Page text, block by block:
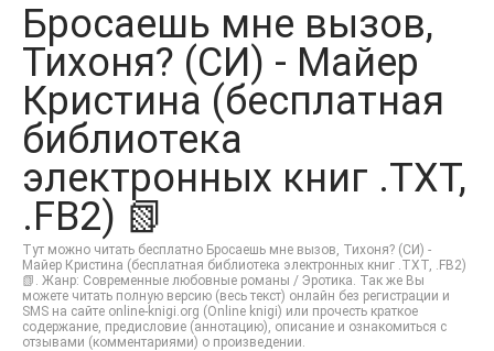
ЗАКЛАДКИ
Бросаешь мне вызов,
Тихоня? (СИ) - Майер
Кристина (бесплатная
библиотека
электронных книг .TXT,
.FB2) 📗
Тут можно читать бесплатно Бросаешь мне вызов, Тихоня? (СИ) -
Майер Кристина (бесплатная библиотека электронных книг .TXT, .FB2)
📗. Жанр: Современные любовные романы / Эротика. Так же Вы
можете читать полную версию (весь текст) онлайн без регистрации и
SMS на сайте online-knigi.org (Online knigi) или прочесть краткое
содержание, предисловие (аннотацию), описание и ознакомиться с
отзывами (комментариями) о произведении.